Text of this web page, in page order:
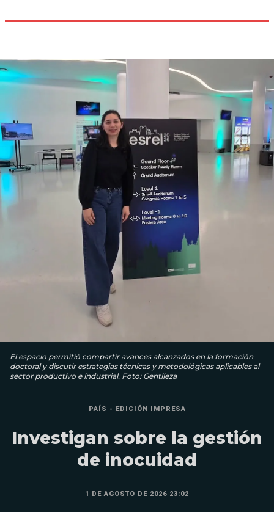
El espacio permitió compartir avances alcanzados en la formación
doctoral y discutir estrategias técnicas y metodológicas aplicables al
sector productivo e industrial. Foto: Gentileza
PAÍS - EDICIÓN IMPRESA
Investigan sobre la gestión
de inocuidad
1 DE AGOSTO DE 2026 23:02